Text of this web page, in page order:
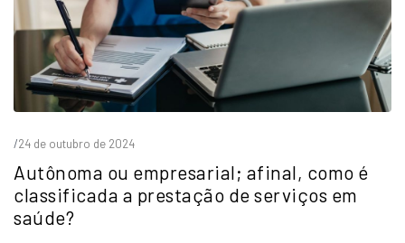
/24 de outubro de 2024
Autônoma ou empresarial; afinal, como é
classificada a prestação de serviços em
saúde?